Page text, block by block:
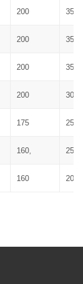
200 3500
200 3500
200 3500
200 3000
175 2500
160, 2500
160 2000